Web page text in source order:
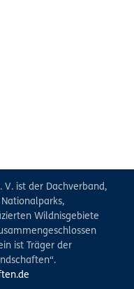
ist der Dachverband,
Wildnisgebiete
ist Träger der